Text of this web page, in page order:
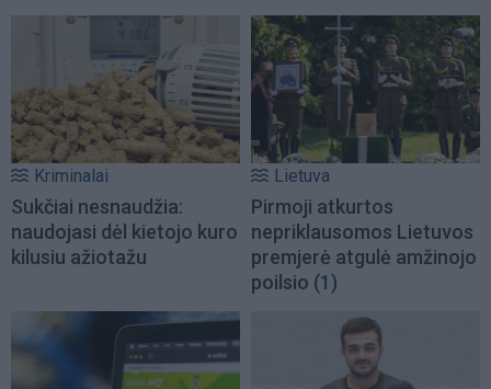
Kriminalai
Sukčiai nesnaudžia:
naudojasi dėl kietojo kuro
kilusiu ažiotažu
Lietuva
Pirmoji atkurtos
nepriklausomos Lietuvos
premjerė atgulė amžinojo
poilsio (1)